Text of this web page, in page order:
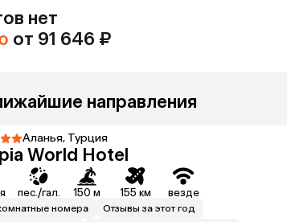
нет
от 91 646 ₽
направления
Аланья, Турция
World Hotel
пес./гал. 150 м 155 км везде
номера
Отзывы за этот год